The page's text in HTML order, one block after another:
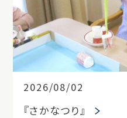
2026/08/02
『さかなつり』